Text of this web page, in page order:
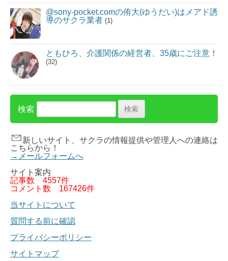
@sony-pocket.comの侑大(ゆうだい)はメアド誘
導のサクラ業者 (1)
ともひろ、介護関係の経営者、35歳にご注意！
(32)
検索
新しいサイト、サクラの情報提供や管理人への連絡は
こちらから！
→メールフォームへ
サイト案内
記事数 4557件
コメント数 167426件
当サイトについて
質問する前に確認
プライバシーポリシー
サイトマップ